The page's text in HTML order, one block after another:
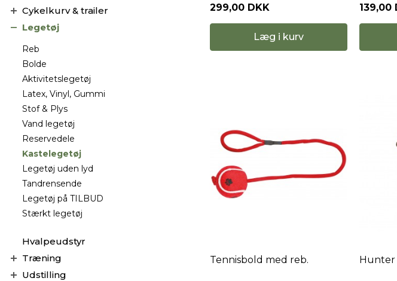
Cykelkurv & trailer
Legetøj
Reb
Bolde
Aktivitetslegetøj
Latex, Vinyl, Gummi
Stof & Plys
Vand legetøj
Reservedele
Kastelegetøj
Legetøj uden lyd
Tandrensende
Legetøj på TILBUD
Stærkt legetøj
Hvalpeudstyr
Træning
Udstilling
299,00 DKK
Læg i kurv
139,00
Tennisbold med reb. Hunter